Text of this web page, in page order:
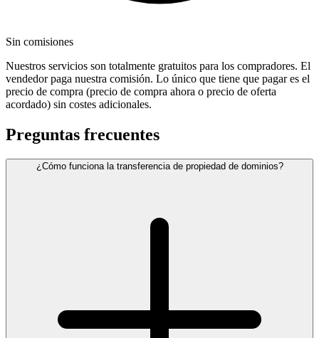
Sin comisiones
Nuestros servicios son totalmente gratuitos para los compradores. El
vendedor paga nuestra comisión. Lo único que tiene que pagar es el
precio de compra (precio de compra ahora o precio de oferta
acordado) sin costes adicionales.
Preguntas frecuentes
¿Cómo funciona la transferencia de propiedad de dominios?